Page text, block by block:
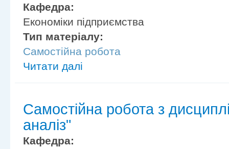
Кафедра:
Економіки підприємства
Тип матеріалу:
Самостійна робота
Читати далі
Самостійна робота з
аналіз"
Кафедра: